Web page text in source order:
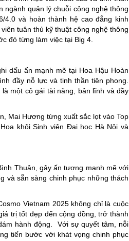
ngành quản lý chuỗi công nghệ thông
4.0 và hoàn thành hệ cao đẳng kinh
tuân thủ kỹ thuật công nghệ thông
đó từng làm việc tại Big 4.
dấu ấn mạnh mẽ tại Hoa Hậu Hoàn
đầy nỗ lực và tinh thần tiên phong.
một cô gái tài năng, bản lĩnh và đầy
Mai Hương từng xuất sắc lọt vào Top
khôi Sinh viên Đại học Hà Nội và
Thuận, gây ấn tượng mạnh mẽ với
và sẵn sàng chinh phục những thách
Vietnam 2025 không chỉ là cuộc
trị tốt đẹp đến cộng đồng, trở thành
hành động. Với sự quyết tâm, nỗi
tiến bước với khát vọng chinh phục